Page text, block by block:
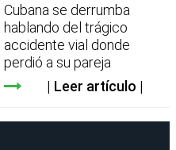
Cubana se derrumba
hablando del trágico
accidente vial donde
perdió a su pareja
Leer artículo